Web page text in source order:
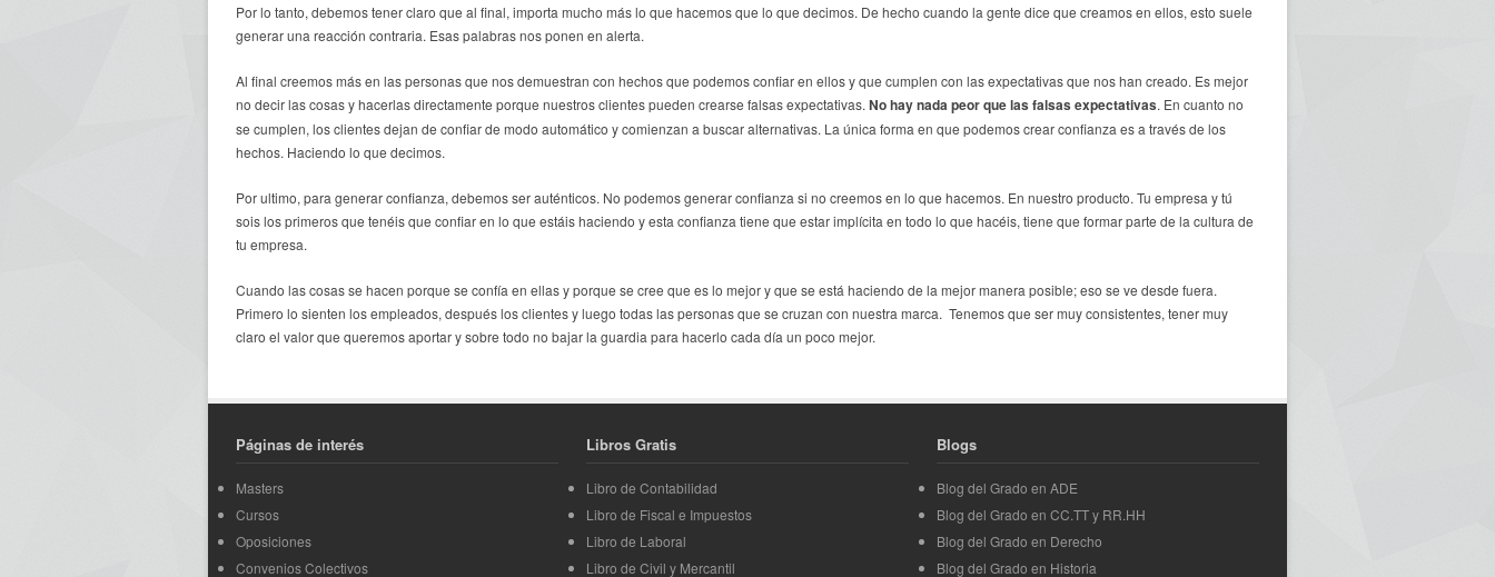
Por lo tanto, debemos tener claro que al final, importa mucho más lo que hacemos que lo que decimos. De hecho cuando la gente dice que creamos en ellos, esto suele
generar una reacción contraria. Esas palabras nos ponen en alerta.
Al final creemos más en las personas que nos demuestran con hechos que podemos confiar en ellos y que cumplen con las expectativas que nos han creado. Es mejor
no decir las cosas y hacerlas directamente porque nuestros clientes pueden crearse falsas expectativas. No hay nada peor que las falsas expectativas. En cuanto no
se cumplen, los clientes dejan de confiar de modo automático y comienzan a buscar alternativas. La única forma en que podemos crear confianza es a través de los
hechos. Haciendo lo que decimos.
Por ultimo, para generar confianza, debemos ser auténticos. No podemos generar confianza si no creemos en lo que hacemos. En nuestro producto. Tu empresa y tú
sois los primeros que tenéis que confiar en lo que estáis haciendo y esta confianza tiene que estar implícita en todo lo que hacéis, tiene que formar parte de la cultura de
tu empresa.
Cuando las cosas se hacen porque se confía en ellas y porque se cree que es lo mejor y que se está haciendo de la mejor manera posible; eso se ve desde fuera.
Primero lo sienten los empleados, después los clientes y luego todas las personas que se cruzan con nuestra marca. Tenemos que ser muy consistentes, tener muy
claro el valor que queremos aportar y sobre todo no bajar la guardia para hacerlo cada día un poco mejor.
Páginas de interés
Masters
Cursos
Oposiciones
Convenios Colectivos
Libros Gratis
Libro de Contabilidad
Libro de Fiscal e Impuestos
Libro de Laboral
Libro de Civil y Mercantil
Blogs
Blog del Grado en ADE
Blog del Grado en CC.TT y RR.HH
Blog del Grado en Derecho
Blog del Grado en Historia